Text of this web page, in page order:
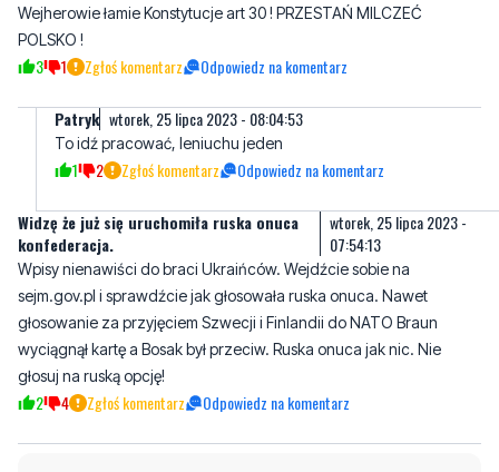
Patryk
To idź pracować, leniuchu jeden
Widzę że już się uruchomiła ruska onuca
konfederacja.
07:54:13
sejm.gov.pl i sprawdźcie jak głosowała ruska onuca. Nawet
głosowanie za przyjęciem Szwecji i Finlandii do NATO Braun
wyciągnął kartę a Bosak był przeciw. Ruska onuca jak nic. Nie
głosuj na ruską opcję!
2 4 Zgłoś komentarz Odpowiedz na komentarz
Napisz swój komentarz